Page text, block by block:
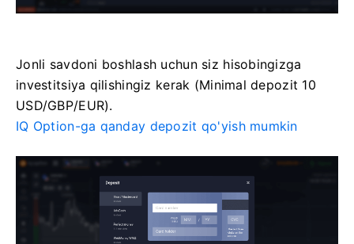
Jonli savdoni boshlash uchun siz hisobingizga
investitsiya qilishingiz kerak (Minimal depozit 10
USD/GBP/EUR).
IQ Option-ga qanday depozit qo'yish mumkin